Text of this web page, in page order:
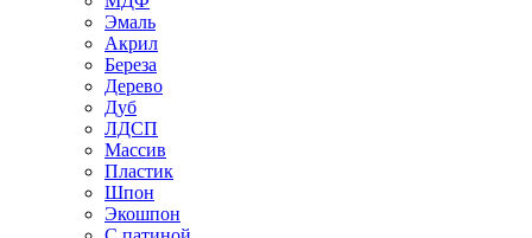
Эмаль
Акрил
Береза
Дерево
Дуб
ЛДСП
Массив
Пластик
Шпон
Экошпон